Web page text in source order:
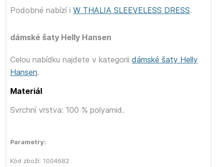
Podobné
dámské šaty Helly Hansen
nabízí i W THALIA SLEEVELESS DRESS.
Celou nabídku najdete v kategorii dámské šaty Helly
Hansen.
Materiál
Svrchní vrstva: 100 % polyamid.
Parametry:
Kód zboží: 1004682